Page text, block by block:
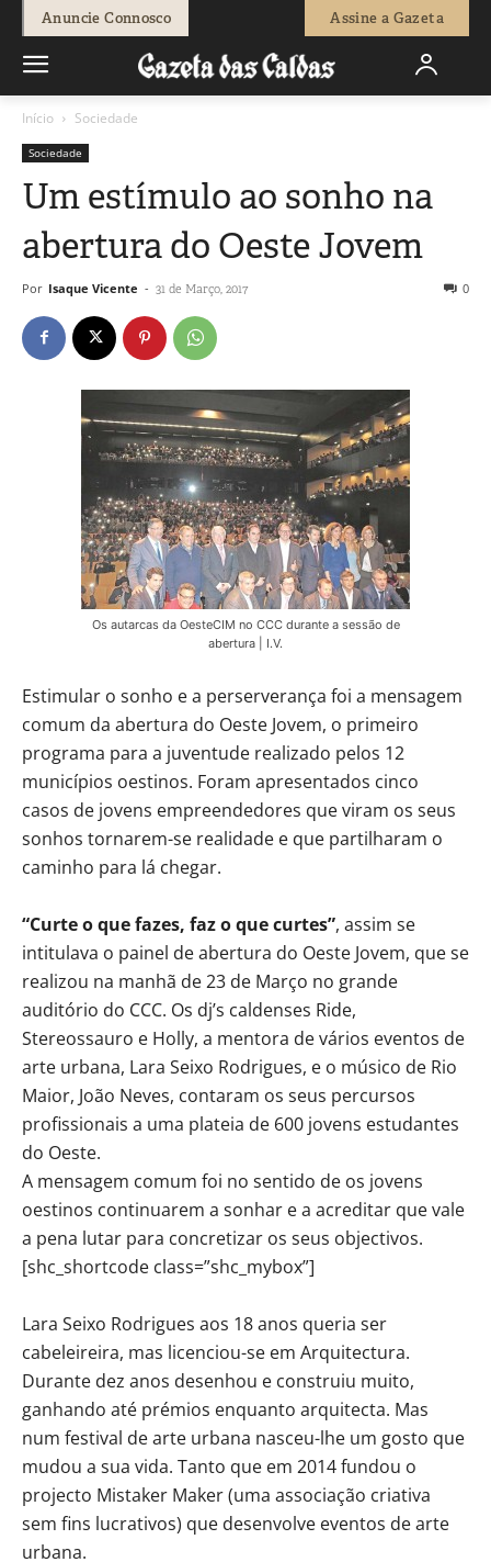
Anuncie Connosco Assine a Gazeta
Início Sociedade
Sociedade
Um estímulo ao sonho na
abertura do Oeste Jovem
Por Isaque Vicente - 31 de Março, 2017 0
Os autarcas da OesteCIM no CCC durante a sessão de
abertura | I.V.
Estimular o sonho e a perserverança foi a mensagem
comum da abertura do Oeste Jovem, o primeiro
programa para a juventude realizado pelos 12
municípios oestinos. Foram apresentados cinco
casos de jovens empreendedores que viram os seus
sonhos tornarem-se realidade e que partilharam o
caminho para lá chegar.
“Curte o que fazes, faz o que curtes”, assim se
intitulava o painel de abertura do Oeste Jovem, que se
realizou na manhã de 23 de Março no grande
auditório do CCC. Os dj’s caldenses Ride,
Stereossauro e Holly, a mentora de vários eventos de
arte urbana, Lara Seixo Rodrigues, e o músico de Rio
Maior, João Neves, contaram os seus percursos
profissionais a uma plateia de 600 jovens estudantes
do Oeste.
A mensagem comum foi no sentido de os jovens
oestinos continuarem a sonhar e a acreditar que vale
a pena lutar para concretizar os seus objectivos.
[shc_shortcode class=”shc_mybox”]
Lara Seixo Rodrigues aos 18 anos queria ser
cabeleireira, mas licenciou-se em Arquitectura.
Durante dez anos desenhou e construiu muito,
ganhando até prémios enquanto arquitecta. Mas
num festival de arte urbana nasceu-lhe um gosto que
mudou a sua vida. Tanto que em 2014 fundou o
projecto Mistaker Maker (uma associação criativa
sem fins lucrativos) que desenvolve eventos de arte
urbana.